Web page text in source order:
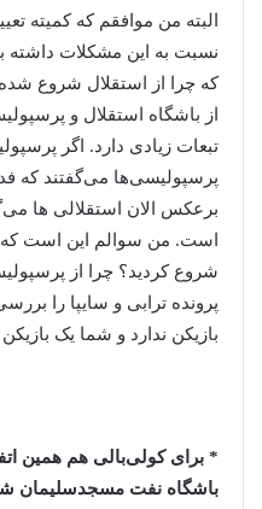
البته من موافقم که کمیته
نسبت به این مشکلات
که چرا از استقلال شروع
از باشگاه استقلال و
تبعات زیادی دارد. اگر
پرسپولیسی‌ها می‌گفتند که
برعکس الان استقلالی ها
است. من سوالم این است که
شروع کردید؟ چرا از
پرونده ترابی و سایپا را
بازیکن ندارد و شما یک بازیکن
* برای کولی‌بالی هم همین
باشگاه نفت مسجدسلیمان